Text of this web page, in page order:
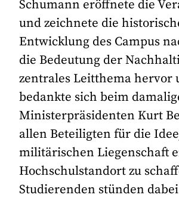
Schumann eröffnete die
und zeichnete die
Entwicklung des Campus
die Bedeutung der
zentrales Leitthema hervor
bedankte sich beim
Ministerpräsidenten Kurt
allen Beteiligten für die
militärischen Liegenschaft
Hochschulstandort zu
Studierenden stünden